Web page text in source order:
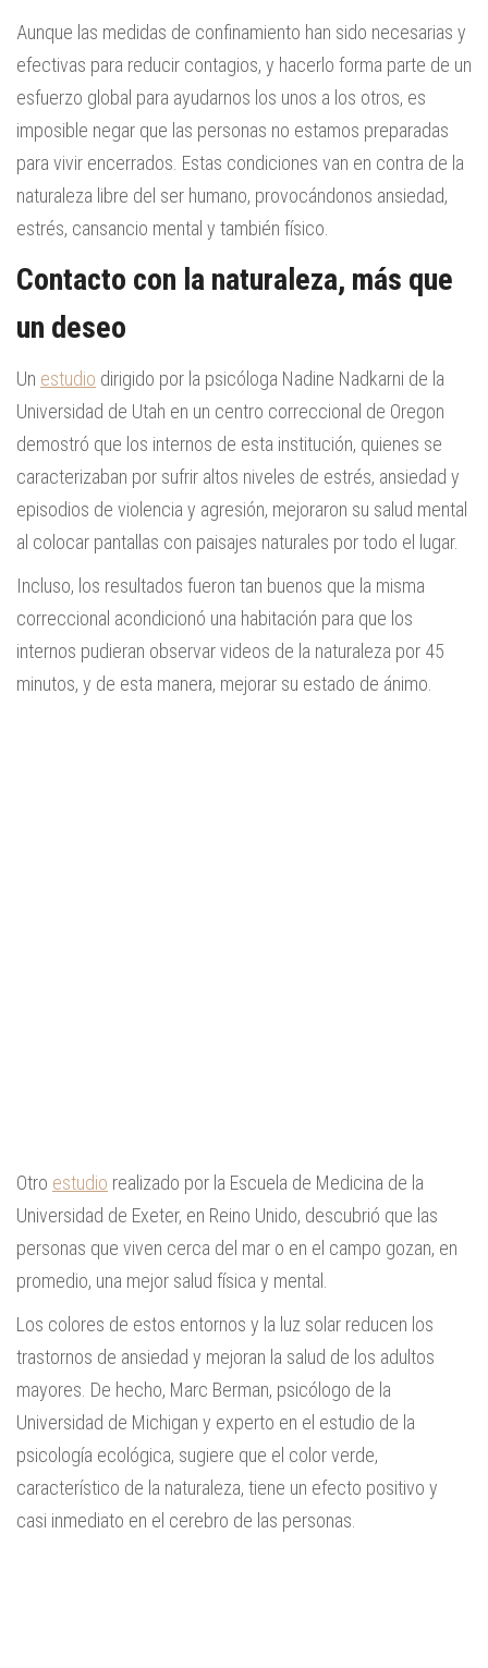
Aunque las medidas de confinamiento han sido necesarias y
efectivas para reducir contagios, y hacerlo forma parte de un
esfuerzo global para ayudarnos los unos a los otros, es
imposible negar que las personas no estamos preparadas
para vivir encerrados. Estas condiciones van en contra de la
naturaleza libre del ser humano, provocándonos ansiedad,
estrés, cansancio mental y también físico.
Contacto con la naturaleza, más que
un deseo
Un estudio dirigido por la psicóloga Nadine Nadkarni de la
Universidad de Utah en un centro correccional de Oregon
demostró que los internos de esta institución, quienes se
caracterizaban por sufrir altos niveles de estrés, ansiedad y
episodios de violencia y agresión, mejoraron su salud mental
al colocar pantallas con paisajes naturales por todo el lugar.
Incluso, los resultados fueron tan buenos que la misma
correccional acondicionó una habitación para que los
internos pudieran observar videos de la naturaleza por 45
minutos, y de esta manera, mejorar su estado de ánimo.
Otro estudio realizado por la Escuela de Medicina de la
Universidad de Exeter, en Reino Unido, descubrió que las
personas que viven cerca del mar o en el campo gozan, en
promedio, una mejor salud física y mental.
Los colores de estos entornos y la luz solar reducen los
trastornos de ansiedad y mejoran la salud de los adultos
mayores. De hecho, Marc Berman, psicólogo de la
Universidad de Michigan y experto en el estudio de la
psicología ecológica, sugiere que el color verde,
característico de la naturaleza, tiene un efecto positivo y
casi inmediato en el cerebro de las personas.